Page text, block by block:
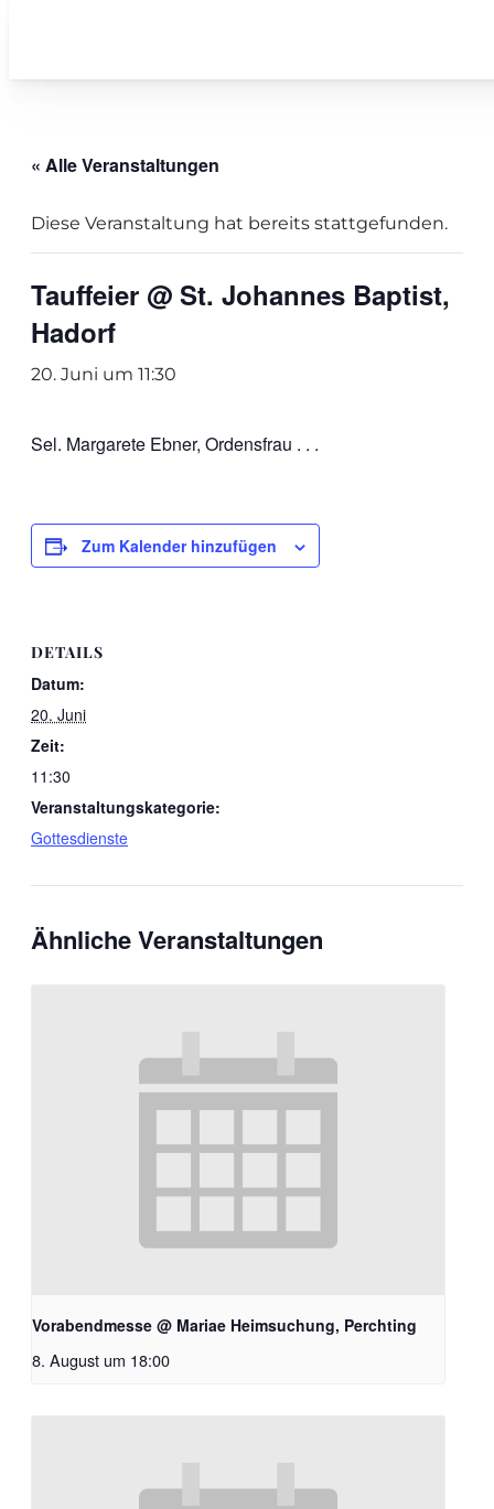
« Alle Veranstaltungen
Diese Veranstaltung hat bereits stattgefunden.
Tauffeier @ St. Johannes Baptist,
Hadorf
20. Juni um 11:30
Sel. Margarete Ebner, Ordensfrau . . .
Zum Kalender hinzufügen
DETAILS
Datum:
20. Juni
Zeit:
11:30
Veranstaltungskategorie:
Gottesdienste
Ähnliche Veranstaltungen
Vorabendmesse @ Mariae Heimsuchung, Perchting
8. August um 18:00